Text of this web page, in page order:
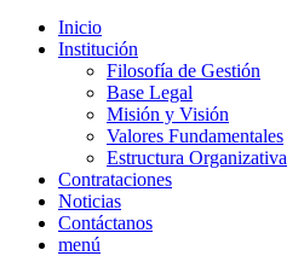
Inicio
Institución
Filosofía de Gestión
Base Legal
Misión y Visión
Valores Fundamentales
Estructura Organizativa
Contrataciones
Noticias
Contáctanos
menú